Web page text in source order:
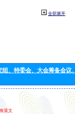
全部展开
、特委会、大会筹备会议
英文